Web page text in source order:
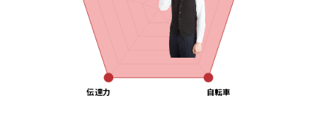
自転車
伝達力